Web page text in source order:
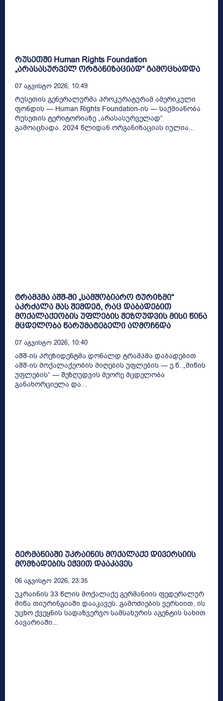
რუსეთში Human Rights Foundation
„არასასურველ ორგანიზაციად“ გამოცხადდა
07 Აგვისტო 2026, 10:49
რუსეთის გენერალურმა პროკურატურამ ამერიკული
ფონდის — Human Rights Foundation-ის — საქმიანობა
რუსეთის ტერიტორიაზე „არასასურველად“
გამოაცხადა. 2024 წლიდან ორგანიზაციას იულია...
ტრამპმა აშშ-ში „სამშობიარო ტურიზმი“
აკრძალა მას შემდეგ, რაც დაბადებით
მოქალაქეობის უფლების შეზღუდვის მისი წინა
მცდელობა წარუმატებელი აღმოჩნდა
07 Აგვისტო 2026, 10:40
აშშ-ის პრეზიდენტმა დონალდ ტრამპმა დაბადებით
აშშ-ის მოქალაქეობის მიღების უფლების — ე.წ. „მიწის
უფლების“ — შეზღუდვის მეორე მცდელობა
განახორციელა და...
გერმანიაში უკრაინის მოქალაქე დივერსიის
მომზადების ეჭვით დააკავეს
06 Აგვისტო 2026, 23:35
უკრაინის 33 წლის მოქალაქე გერმანიის ფედერალურ
მიწა თიურინგიაში დააკავეს. გამოძიების ვერსიით, ის
უცხო ქვეყნის სადაზვერვო სამსახურის აგენტის სახით
ბავარიაში...